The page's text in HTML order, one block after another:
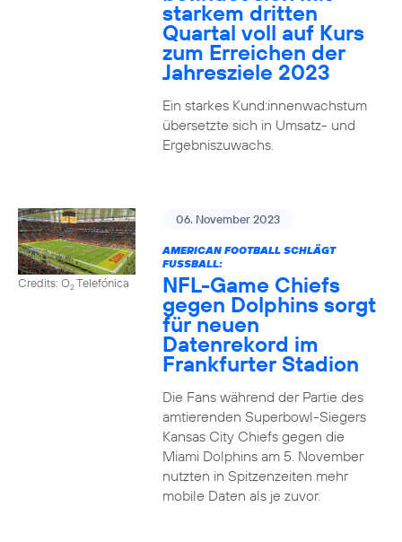
starkem dritten
Quartal voll auf Kurs
zum Erreichen der
Jahresziele 2023
Ein starkes Kund:innenwachstum
übersetzte sich in Umsatz- und
Ergebniszuwachs.
Credits: O2Telefónica
06. November 2023
AMERICAN FOOTBALL SCHLÄGT
FUSSBALL:
NFL-Game Chiefs
gegen Dolphins sorgt
für neuen
Datenrekord im
Frankfurter Stadion
Die Fans während der Partie des
amtierenden Superbowl-Siegers
Kansas City Chiefs gegen die
Miami Dolphins am 5. November
nutzten in Spitzenzeiten mehr
mobile Daten als je zuvor.